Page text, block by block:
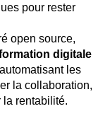
pour rester
open source,
digitale
les
la collaboration,
la rentabilité.